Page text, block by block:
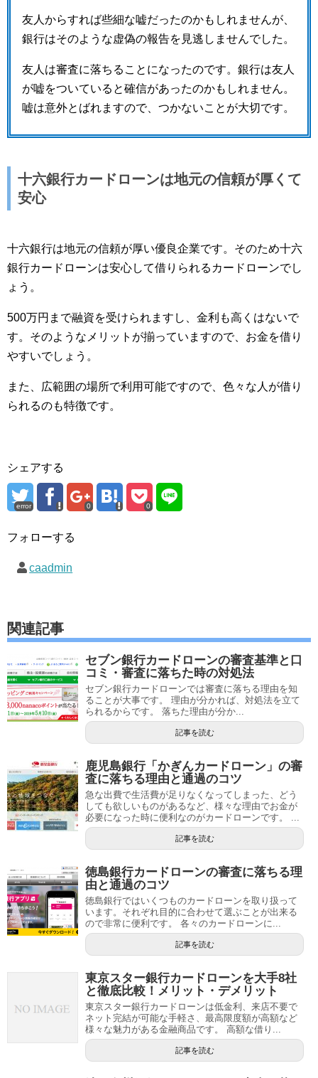
友人からすれば些細な嘘だったのかもしれませんが、
銀行はそのような虚偽の報告を見逃しませんでした。
友人は審査に落ちることになったのです。銀行は友人
が嘘をついていると確信があったのかもしれません。
嘘は意外とばれますので、つかないことが大切です。
十六銀行カードローンは地元の信頼が厚くて
安心
十六銀行は地元の信頼が厚い優良企業です。そのため十六
銀行カードローンは安心して借りられるカードローンでし
ょう。
500万円まで融資を受けられますし、金利も高くはないで
す。そのようなメリットが揃っていますので、お金を借り
やすいでしょう。
また、広範囲の場所で利用可能ですので、色々な人が借り
られるのも特徴です。
シェアする
error 0 0
フォローする
caadmin
関連記事
セブン銀行カードローンの審査基準と口
コミ・審査に落ちた時の対処法
セブン銀行カードローンでは審査に落ちる理由を知
ることが大事です。 理由が分かれば、対処法を立て
られるからです。 落ちた理由が分か...
記事を読む
鹿児島銀行「かぎんカードローン」の審
査に落ちる理由と通過のコツ
急な出費で生活費が足りなくなってしまった、どう
しても欲しいものがあるなど、様々な理由でお金が
必要になった時に便利なのがカードローンです。 ...
記事を読む
徳島銀行カードローンの審査に落ちる理
由と通過のコツ
徳島銀行ではいくつものカードローンを取り扱って
います。それぞれ目的に合わせて選ぶことが出来る
ので非常に便利です。 各々のカードローンに...
記事を読む
東京スター銀行カードローンを大手8社
と徹底比較！メリット・デメリット
東京スター銀行カードローンは低金利、来店不要で
ネット完結が可能な手軽さ、最高限度額が高額など
様々な魅力がある金融商品です。 高額な借り...
記事を読む